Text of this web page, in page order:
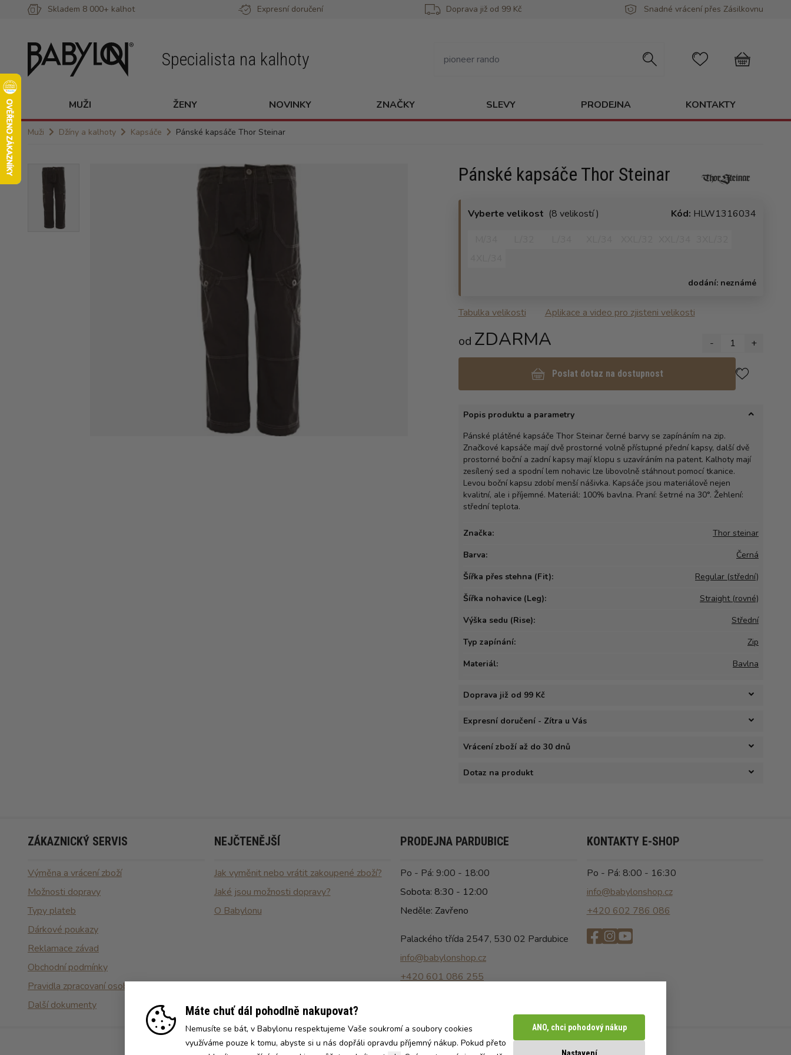
Skladem 8 000+ kalhot Expresní doručení Doprava již od 99 Kč Snadné vrácení přes Zásilkovnu
Specialista na kalhoty
MUŽI ŽENY NOVINKY ZNAČKY SLEVY PRODEJNA KONTAKTY
Muži Džíny a kalhoty Kapsáče Pánské kapsáče Thor Steinar
Pánské kapsáče Thor Steinar
Vyberte velikost (8 velikostí ) Kód: HLW1316034
dodání: neznámé
Tabulka velikosti Aplikace a video pro zjisteni velikosti
od ZDARMA - 1 +
Poslat dotaz na dostupnost
Popis produktu a parametry
Pánské plátěné kapsáče Thor Steinar černé barvy se zapínáním na zip.
Značkové kapsáče mají dvě prostorné volně přístupné přední kapsy, další dvě
prostorné boční a zadní kapsy mají klopu s uzavíráním na patent. Kalhoty mají
zesílený sed a spodní lem nohavic lze libovolně stáhnout pomocí tkanice.
Levou boční kapsu zdobí menší nášivka. Kapsáče jsou materiálově nejen
kvalitní, ale i příjemné. Materiál: 100% bavlna. Praní: šetrné na 30°. Žehlení:
střední teplota.
Značka:
Thor steinar
Barva:
Černá
Šířka přes stehna (Fit):
Regular (střední)
Šířka nohavice (Leg):
Straight (rovné)
Výška sedu (Rise):
Střední
Typ zapínání:
Zip
Materiál:
Bavlna
Doprava již od 99 Kč
Expresní doručení - Zítra u Vás
Vrácení zboží až do 30 dnů
Dotaz na produkt
ZÁKAZNICKÝ SERVIS
Výměna a vrácení zboží
Možnosti dopravy
Typy plateb
Dárkové poukazy
Reklamace závad
Obchodní podmínky
Pravidla zpracovaní osobních údajů
Další dokumenty
NEJČTENĚJŠÍ
Jak vyměnit nebo vrátit zakoupené zboží?
Jaké jsou možnosti dopravy?
O Babylonu
PRODEJNA PARDUBICE
Po - Pá: 9:00 - 18:00
Sobota: 8:30 - 12:00
Neděle: Zavřeno
Palackého třída 2547, 530 02 Pardubice
info@babylonshop.cz
+420 601 086 255
KONTAKTY E-SHOP
Po - Pá: 8:00 - 16:30
info@babylonshop.cz
+420 602 786 086
Naše e-shopy:CZSK
Máte chuť dál pohodlně nakupovat?
Nemusíte se bát, v Babylonu respektujeme Vaše soukromí a soubory cookies
využíváme pouze k tomu, abyste si u nás dopřáli opravdu příjemný nákup. Pokud přeto
ANO, chci pohodový nákup